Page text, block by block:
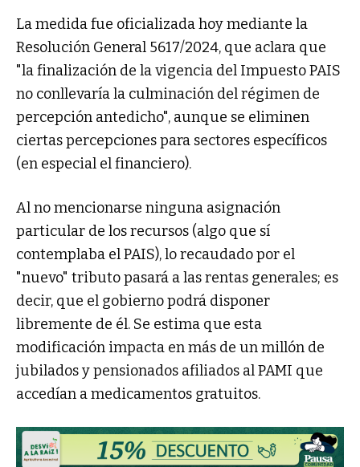
La medida fue oficializada hoy mediante la
Resolución General 5617/2024, que aclara que
"la finalización de la vigencia del Impuesto PAIS
no conllevaría la culminación del régimen de
percepción antedicho", aunque se eliminen
ciertas percepciones para sectores específicos
(en especial el financiero).
Al no mencionarse ninguna asignación
particular de los recursos (algo que sí
contemplaba el PAIS), lo recaudado por el
"nuevo" tributo pasará a las rentas generales; es
decir, que el gobierno podrá disponer
libremente de él. Se estima que esta
modificación impacta en más de un millón de
jubilados y pensionados afiliados al PAMI que
accedían a medicamentos gratuitos.